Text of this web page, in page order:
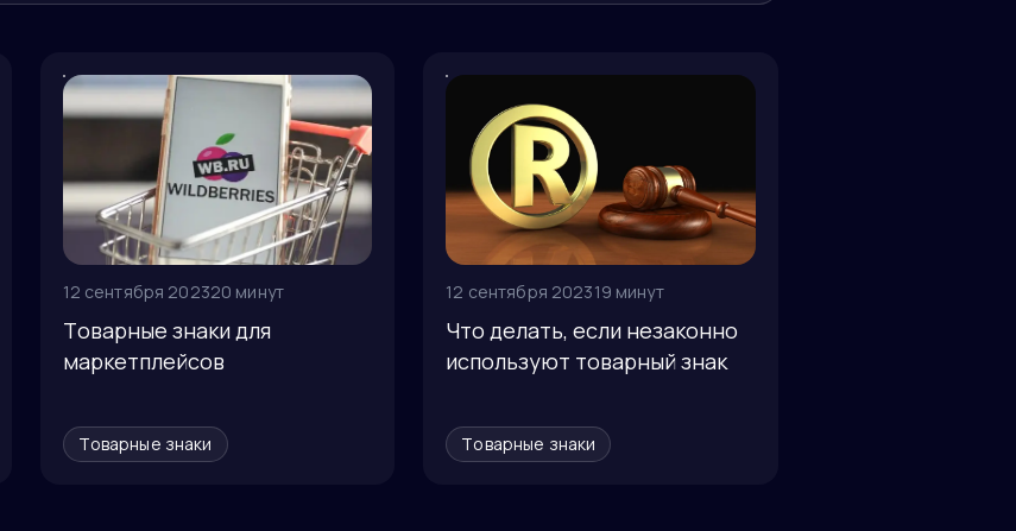
12 сентября 202320 минут
Товарные знаки для
маркетплейсов
Товарные знаки
12 сентября 202319 минут
Что делать, если незаконно
используют товарный знак
Товарные знаки